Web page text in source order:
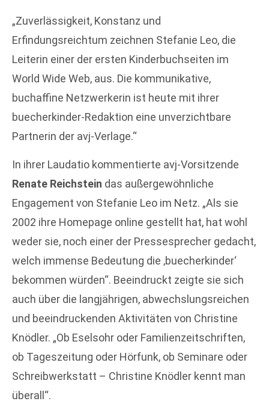
„Zuverlässigkeit, Konstanz und
Erfindungsreichtum zeichnen Stefanie Leo, die
Leiterin einer der ersten Kinderbuchseiten im
World Wide Web, aus. Die kommunikative,
buchaffine Netzwerkerin ist heute mit ihrer
buecherkinder-Redaktion eine unverzichtbare
Partnerin der avj-Verlage.“
In ihrer Laudatio kommentierte avj-Vorsitzende
Renate Reichstein das außergewöhnliche
Engagement von Stefanie Leo im Netz. „Als sie
2002 ihre Homepage online gestellt hat, hat wohl
weder sie, noch einer der Pressesprecher gedacht,
welch immense Bedeutung die ‚buecherkinder‘
bekommen würden“. Beeindruckt zeigte sie sich
auch über die langjährigen, abwechslungsreichen
und beeindruckenden Aktivitäten von Christine
Knödler. „Ob Eselsohr oder Familienzeitschriften,
ob Tageszeitung oder Hörfunk, ob Seminare oder
Schreibwerkstatt – Christine Knödler kennt man
überall“.